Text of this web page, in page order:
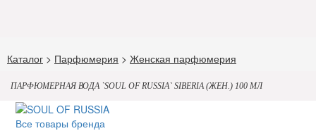
Каталог > Парфюмерия > Женская парфюмерия
ПАРФЮМЕРНАЯ ВОДА `SOUL OF RUSSIA` SIBERIA (ЖЕН.) 100 МЛ
Все товары бренда